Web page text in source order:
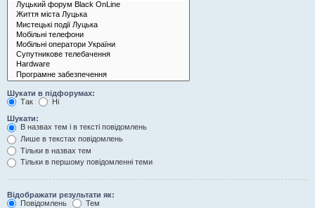
Шукати в підфорумах:
Так
Ні
Шукати:
В назвах тем і в тексті повідомлень
Лише в текстах повідомлень
Тільки в назвах тем
Тільки в першому повідомленні теми
Відображати результати як:
Повідомлень
Тем